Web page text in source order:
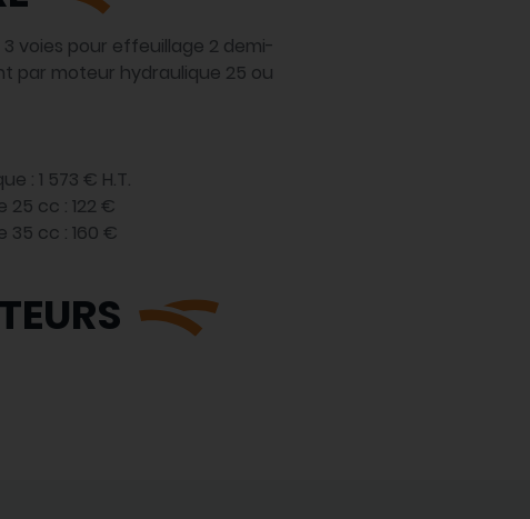
voies pour effeuillage 2 demi-
par moteur hydraulique 25 ou
: 1 573 € H.T.
cc : 122 €
cc : 160 €